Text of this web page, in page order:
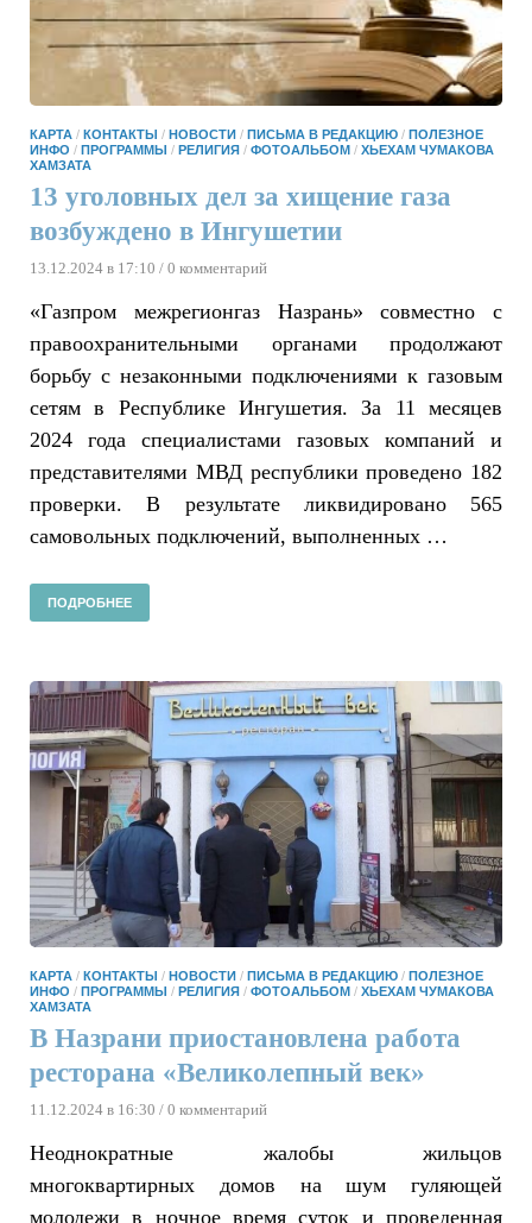
КАРТА / КОНТАКТЫ / НОВОСТИ / ПИСЬМА В РЕДАКЦИЮ / ПОЛЕЗНОЕ
ИНФО / ПРОГРАММЫ / РЕЛИГИЯ / ФОТОАЛЬБОМ / ХЬЕХАМ ЧУМАКОВА
ХАМЗАТА
13 уголовных дел за хищение газа
возбуждено в Ингушетии
13.12.2024 в 17:10 / 0 комментарий
«Газпром межрегионгаз Назрань» совместно с
правоохранительными органами продолжают
борьбу с незаконными подключениями к газовым
сетям в Республике Ингушетия. За 11 месяцев
2024 года специалистами газовых компаний и
представителями МВД республики проведено 182
проверки. В результате ликвидировано 565
самовольных подключений, выполненных …
ПОДРОБНЕЕ
КАРТА / КОНТАКТЫ / НОВОСТИ / ПИСЬМА В РЕДАКЦИЮ / ПОЛЕЗНОЕ
ИНФО / ПРОГРАММЫ / РЕЛИГИЯ / ФОТОАЛЬБОМ / ХЬЕХАМ ЧУМАКОВА
ХАМЗАТА
В Назрани приостановлена работа
ресторана «Великолепный век»
11.12.2024 в 16:30 / 0 комментарий
Неоднократные жалобы жильцов
многоквартирных домов на шум гуляющей
молодежи в ночное время суток и проведенная